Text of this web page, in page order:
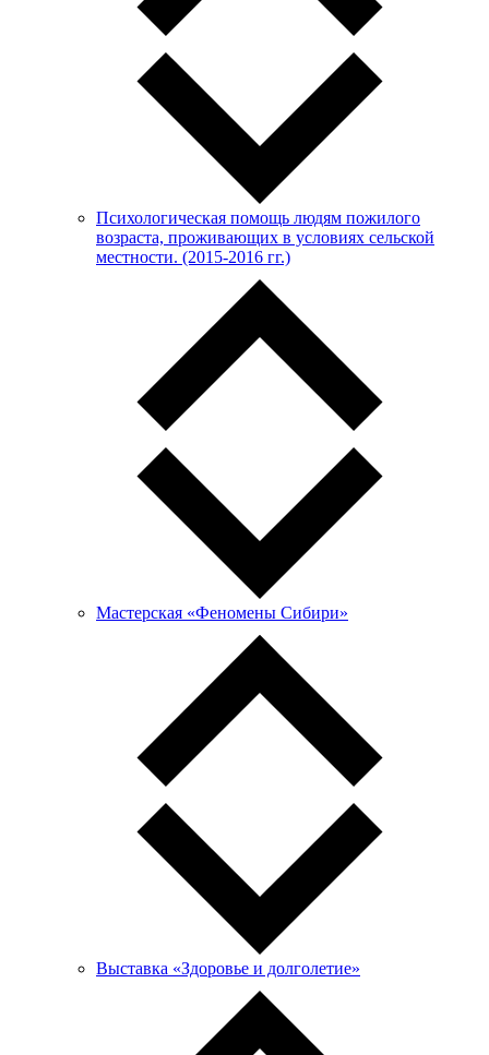
Психологическая помощь людям пожилого
возраста, проживающих в условиях сельской
местности. (2015-2016 гг.)
Мастерская «Феномены Сибири»
Выставка «Здоровье и долголетие»